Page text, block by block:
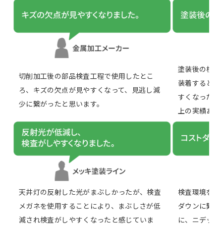
切削加工後の部品検査工程で使用したとこ
ろ、キズの欠点が見やすくなって、見逃し減
少に繋がったと思います。
塗装後の検
装着すると
すくなった
上の実績あり
天井灯の反射した光がまぶしかったが、検査
メガネを使用することにより、まぶしさが低
減され検査がしやすくなったと感じていま
検査環境を
ダウンに繋
に、ニデッ